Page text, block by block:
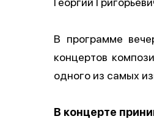
В программе
концертов
одного из самых
В концерте